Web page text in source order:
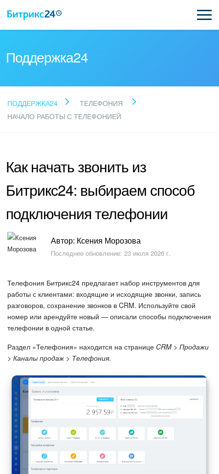
Прочитайте готовые
ответы
Поддержка Битрикс24
Регистрация и вход
Безопасность в Битрикс24
Тарифы и оплата
AI в Битрикс24
Вайбкод
Лента Новостей
Проекты AI
Календарь
Диск
Поддержка24
ПОДДЕРЖКА24
ТЕЛЕФОНИЯ
НАЧАЛО РАБОТЫ С ТЕЛЕФОНИЕЙ
Как начать звонить из
Битрикс24: выбираем способ
подключения телефонии
Автор: Ксения Морозова
Последнее обновление: 23 июля 2026 г.
Телефония Битрикс24 предлагает набор инструментов для
работы с клиентами: входящие и исходящие звонки, запись
разговоров, сохранение звонков в CRM. Используйте свой
номер или арендуйте новый — описали способы подключения
телефонии в одной статье.
Раздел «Телефония» находится на странице CRM > Продажи
> Каналы продаж > Телефония.